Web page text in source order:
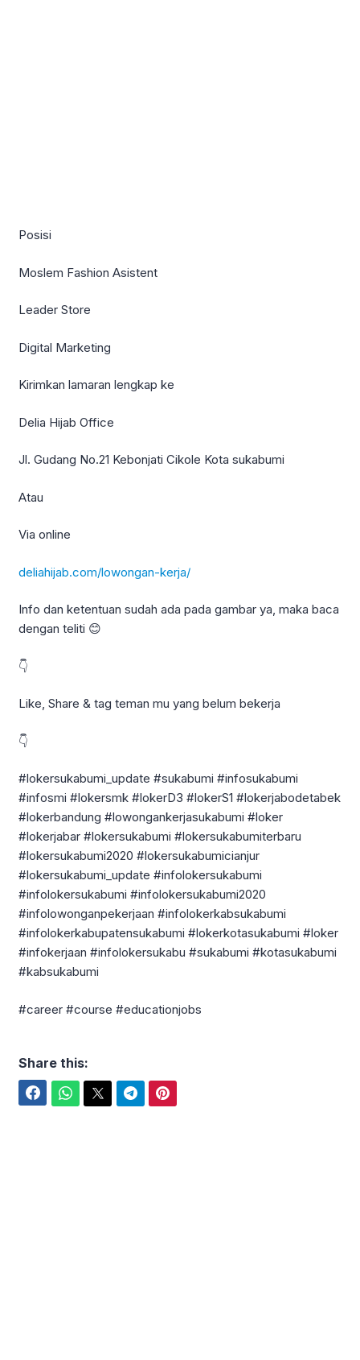
Posisi
Moslem Fashion Asistent
Leader Store
Digital Marketing
Kirimkan lamaran lengkap ke
Delia Hijab Office
Jl. Gudang No.21 Kebonjati Cikole Kota sukabumi
Atau
Via online
deliahijab.com/lowongan-kerja/
Info dan ketentuan sudah ada pada gambar ya, maka baca
dengan teliti 😊
👇
Like, Share & tag teman mu yang belum bekerja
👇
#lokersukabumi_update #sukabumi #infosukabumi
#infosmi #lokersmk #lokerD3 #lokerS1 #lokerjabodetabek
#lokerbandung #lowongankerjasukabumi #loker
#lokerjabar #lokersukabumi #lokersukabumiterbaru
#lokersukabumi2020 #lokersukabumicianjur
#lokersukabumi_update #infolokersukabumi
#infolokersukabumi #infolokersukabumi2020
#infolowonganpekerjaan #infolokerkabsukabumi
#infolokerkabupatensukabumi #lokerkotasukabumi #loker
#infokerjaan #infolokersukabu #sukabumi #kotasukabumi
#kabsukabumi
#career #course #educationjobs
Share this: